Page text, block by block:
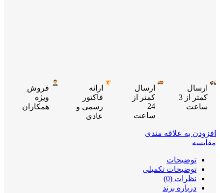
ارسال
کمتر از 3
ساعت
ارسال
کمتر از
24
ساعت
ارائه
فاکتور
رسمی و
عادی
فروش
ویژه
همکاران
افزودن به علاقه مندی
مقایسه
توضیحات
توضیحات تکمیلی
نظرات (0)
درباره برند